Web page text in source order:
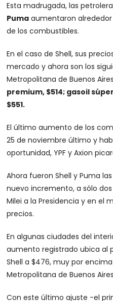
Esta madrugada, las
Puma aumentaron alrededor
de los combustibles.
En el caso de Shell, sus
mercado y ahora son los
Metropolitana de Buenos
premium, $514; gasoil
$551.
El último aumento de los
25 de noviembre último y
oportunidad, YPF y Axion
Ahora fueron Shell y Puma
nuevo incremento, a sólo
Milei a la Presidencia y en el
precios.
En algunas ciudades del
aumento registrado ubica al
Shell a $476, muy por
Metropolitana de Buenos
Con este último ajuste -el